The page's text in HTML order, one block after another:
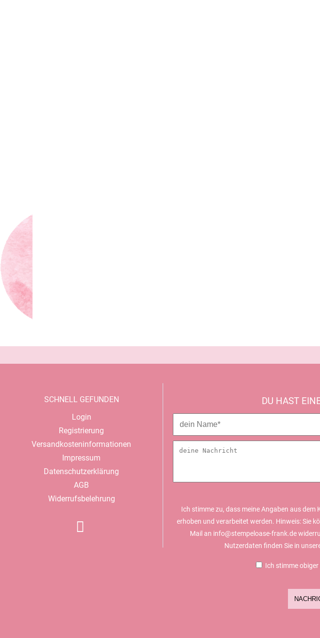
SCHNELL GEFUNDEN
Navigation
überspringen
Login
Registrierung
Versandkosteninformationen
Impressum
Datenschutzerklärung
AGB
Widerrufsbelehrung
DU HAST
Ich stimme zu, dass meine Angaben aus
erhoben und verarbeitet werden. Hinweis: Sie
Mail an info@stempeloase-frank.de
Nutzerdaten finden Sie in
Ich stimme